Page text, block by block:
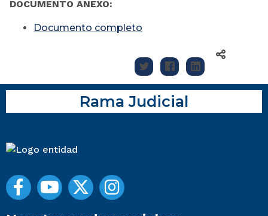
DOCUMENTO ANEXO:
Documento completo
Rama Judicial